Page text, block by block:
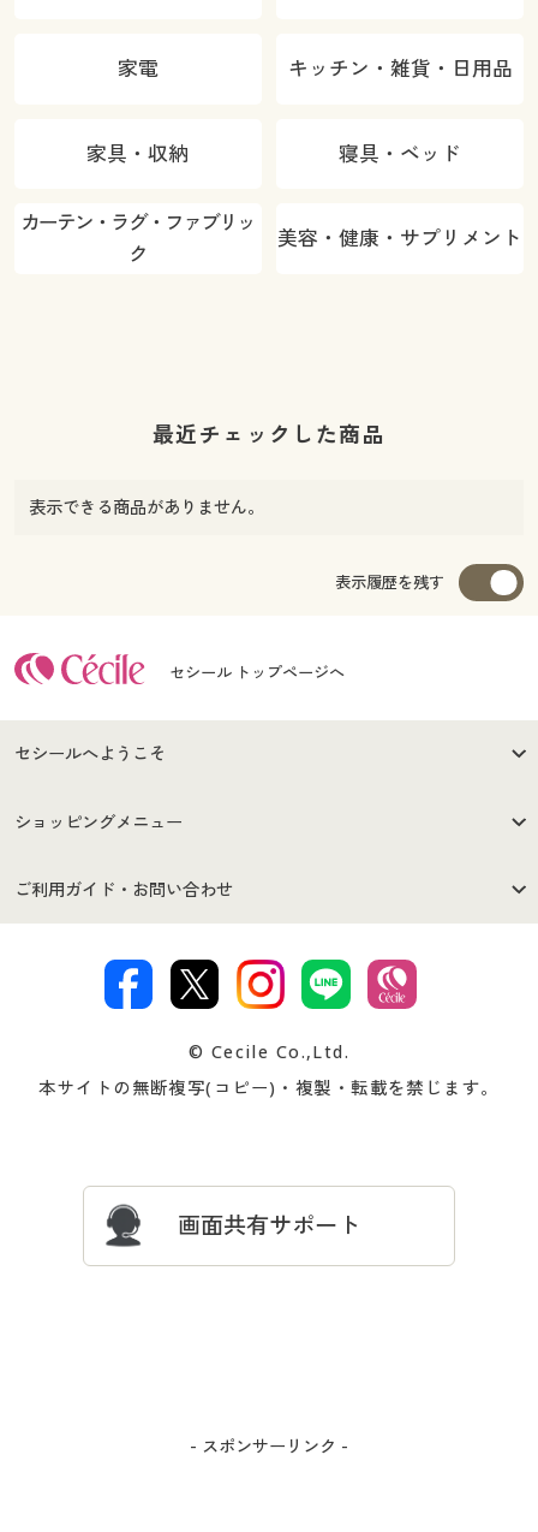
家電 キッチン・雑貨・日用品
家具・収納 寝具・ベッド
カーテン・ラグ・ファブリッ
ク
美容・健康・サプリメント
最近チェックした商品
表示できる商品がありません。
表示履歴を残す
セシール トップページへ
セシールへようこそ
はじめての方へ
セシールご利用規約
著作権・商標について 会社案内
ショッピングメニュー
商品カテゴリ
プレゼント＆キャンペーン サイトマップ
ご利用ガイド・お問い合わせ
交換・返品は お支払は
ついて
忘れの場合
© Cecile Co.,Ltd.
本サイトの無断複写(コピー)・複製・転載を禁じます。
画面共有サポート
- スポンサーリンク -